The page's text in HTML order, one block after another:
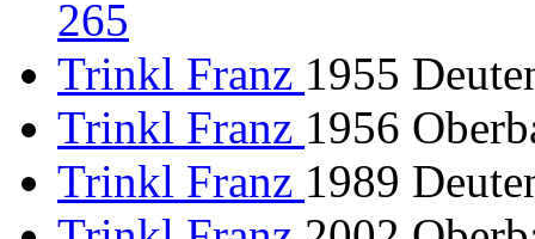
265
Trinkl Franz 1955
Trinkl Franz 1956
Trinkl Franz 1989